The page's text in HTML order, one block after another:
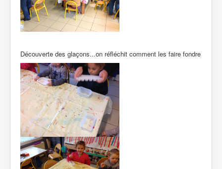
Découverte des glaçons...on réfléchit comment les faire fondre